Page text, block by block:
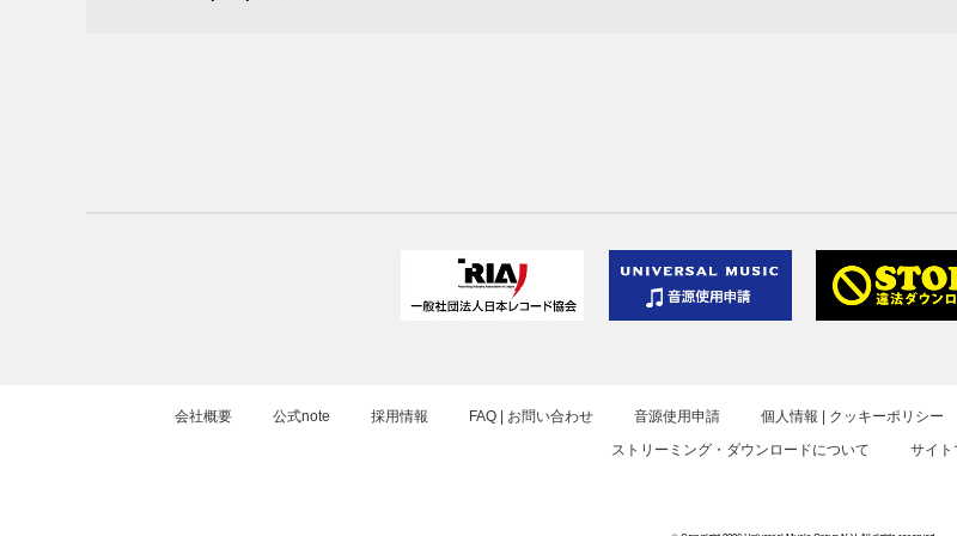
会社概要 公式note 採用情報 FAQ | お問い合わせ 音源使用申請 個人情報 | クッキーポリシー
ストリーミング・ダウンロードについて サイト